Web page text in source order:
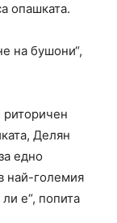
опашката.
на бушони“,
риторичен
Делян
едно
най-големия
е“, попита